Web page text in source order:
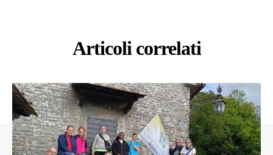
Articoli correlati